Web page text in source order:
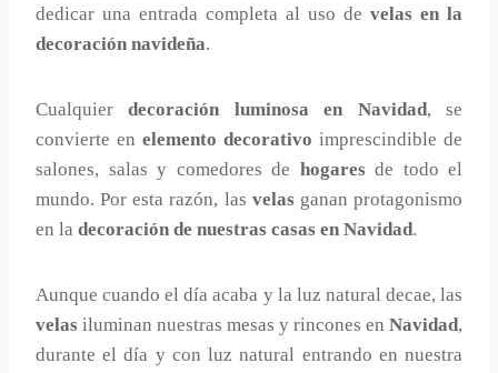
dedicar una entrada completa al uso de velas en la
decoración navideña.
Cualquierdecoración luminosa en Navidad, se
convierte en elemento decorativo imprescindible de
salones, salas y comedores de hogares de todo el
mundo. Por esta razón, las velasganan protagonismo
en la decoración de nuestras casas en Navidad.
Aunque cuando el día acaba y la luz natural decae, las
velas iluminan nuestras mesas y rincones en Navidad,
durante el día y con luz natural entrando en nuestra